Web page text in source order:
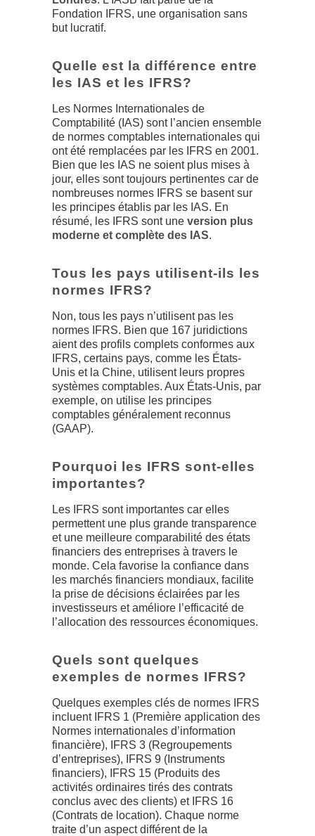
Fondation IFRS, une organisation sans
but lucratif.
Quelle est la différence entre
les IAS et les IFRS?
Les Normes Internationales de
Comptabilité (IAS) sont l’ancien ensemble
de normes comptables internationales qui
ont été remplacées par les IFRS en 2001.
Bien que les IAS ne soient plus mises à
jour, elles sont toujours pertinentes car de
nombreuses normes IFRS se basent sur
les principes établis par les IAS. En
résumé, les IFRS sont une version plus
moderne et complète des IAS.
Tous les pays utilisent-ils les
normes IFRS?
Non, tous les pays n’utilisent pas les
normes IFRS. Bien que 167 juridictions
aient des profils complets conformes aux
IFRS, certains pays, comme les États-
Unis et la Chine, utilisent leurs propres
systèmes comptables. Aux États-Unis, par
exemple, on utilise les principes
comptables généralement reconnus
(GAAP).
Pourquoi les IFRS sont-elles
importantes?
Les IFRS sont importantes car elles
permettent une plus grande transparence
et une meilleure comparabilité des états
financiers des entreprises à travers le
monde. Cela favorise la confiance dans
les marchés financiers mondiaux, facilite
la prise de décisions éclairées par les
investisseurs et améliore l’efficacité de
l’allocation des ressources économiques.
Quels sont quelques
exemples de normes IFRS?
Quelques exemples clés de normes IFRS
incluent IFRS 1 (Première application des
Normes internationales d’information
financière), IFRS 3 (Regroupements
d’entreprises), IFRS 9 (Instruments
financiers), IFRS 15 (Produits des
activités ordinaires tirés des contrats
conclus avec des clients) et IFRS 16
(Contrats de location). Chaque norme
traite d’un aspect différent de la